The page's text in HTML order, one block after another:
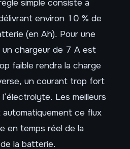
simple consiste à
environ 10 % de
(en Ah). Pour une
chargeur de 7 A est
faible rendra la charge
un courant trop fort
Les meilleurs
ce flux
en temps réel de la
la batterie.